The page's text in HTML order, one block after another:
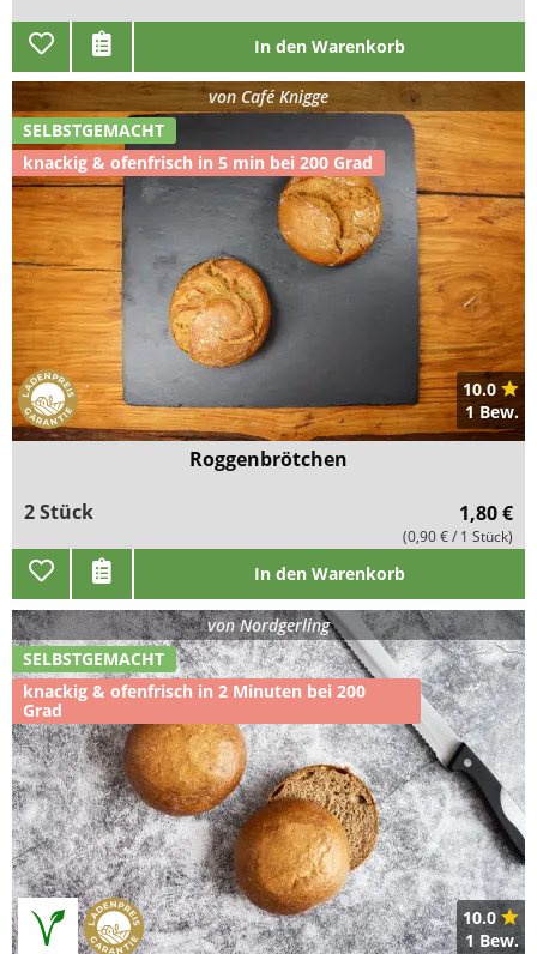
In den Warenkorb
SELBSTGEMACHT
knackig & ofenfrisch in 5 min bei 200 Grad
von Café Knigge
10.0
1 Bew.
Roggenbrötchen
2 Stück
1,80 €
(0,90 € / 1 Stück)
In den Warenkorb
SELBSTGEMACHT
knackig & ofenfrisch in 2 Minuten bei 200
Grad
vonNordgerling
10.0
1 Bew.